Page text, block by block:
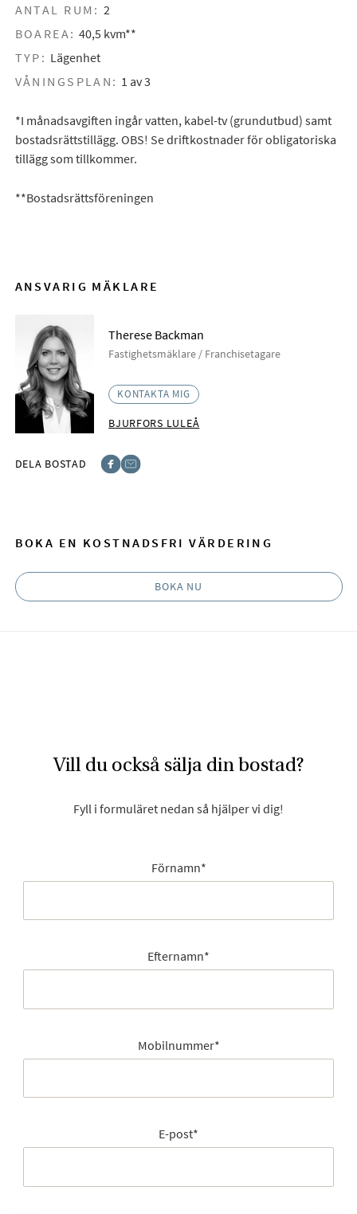
ANTAL RUM: 2
BOAREA: 40,5 kvm**
TYP: Lägenhet
VÅNINGSPLAN: 1 av 3
*I månadsavgiften ingår vatten, kabel-tv (grundutbud) samt
bostadsrättstillägg. OBS! Se driftkostnader för obligatoriska
tillägg som tillkommer.
**Bostadsrättsföreningen
ANSVARIG MÄKLARE
Therese Backman
Fastighetsmäklare / Franchisetagare
KONTAKTA MIG
BJURFORS LULEÅ
DELA BOSTAD
BOKA EN KOSTNADSFRI VÄRDERING
BOKA NU
Vill du också sälja din bostad?
Fyll i formuläret nedan så hjälper vi dig!
Förnamn*
Efternamn*
Mobilnummer*
E-post*